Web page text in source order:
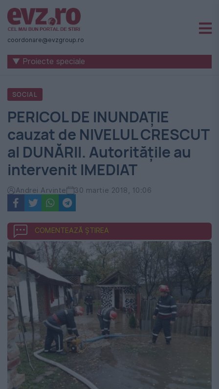
Știri
naționale
internaționale
România
-
Evenimentul
Zilei
coordonare@evzgroup.ro
▼ Proiecte speciale
SOCIAL
PERICOL DE INUNDAȚIE
cauzat de NIVELUL CRESCUT
al DUNĂRII. Autoritățile au
intervenit IMEDIAT
Andrei Arvinte 30 martie 2018, 10:06
COMENTEAZĂ ȘTIREA